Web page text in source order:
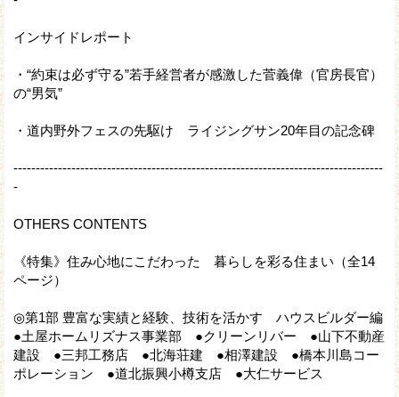
インサイドレポート
・“約束は必ず守る”若手経営者が感激した菅義偉（官房長官）
の“男気”
・道内野外フェスの先駆け ライジングサン20年目の記念碑
-----------------------------------------------------------------------------------
-
OTHERS CONTENTS
《特集》住み心地にこだわった 暮らしを彩る住まい（全14
ページ）
◎第1部 豊富な実績と経験、技術を活かす ハウスビルダー編
●土屋ホームリズナス事業部 ●クリーンリバー ●山下不動産
建設 ●三邦工務店 ●北海荘建 ●相澤建設 ●橋本川島コー
ポレーション ●道北振興小樽支店 ●大仁サービス